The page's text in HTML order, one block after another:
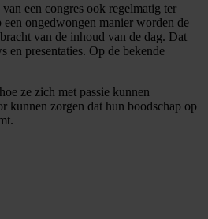
een congres ook regelmatig ter
ongedwongen manier worden de
van de inhoud van de dag. Dat
en presentaties. Op de bekende
ze zich met passie kunnen
kunnen zorgen dat hun boodschap op